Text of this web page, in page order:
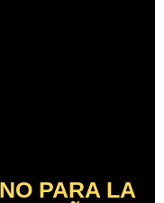
PARA LA